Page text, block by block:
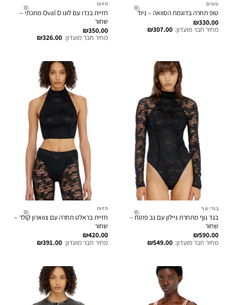
טופים
טופ תחרה בדוגמת הסוואה – ניוד
₪330.00
מחיר חבר מועדון: ₪307.00
חזיות
חזיית בנדו עם לוגו Oval D מתכתי –
שחור
₪350.00
מחיר חבר מועדון: ₪326.00
בגדי גוף
בגד גוף מתחרת ניילון עם גב פתוח –
שחור
₪590.00
מחיר חבר מועדון: ₪549.00
חזיות
חזיית בראלט תחרה עם צווארון קולר –
שחור
₪420.00
מחיר חבר מועדון: ₪391.00